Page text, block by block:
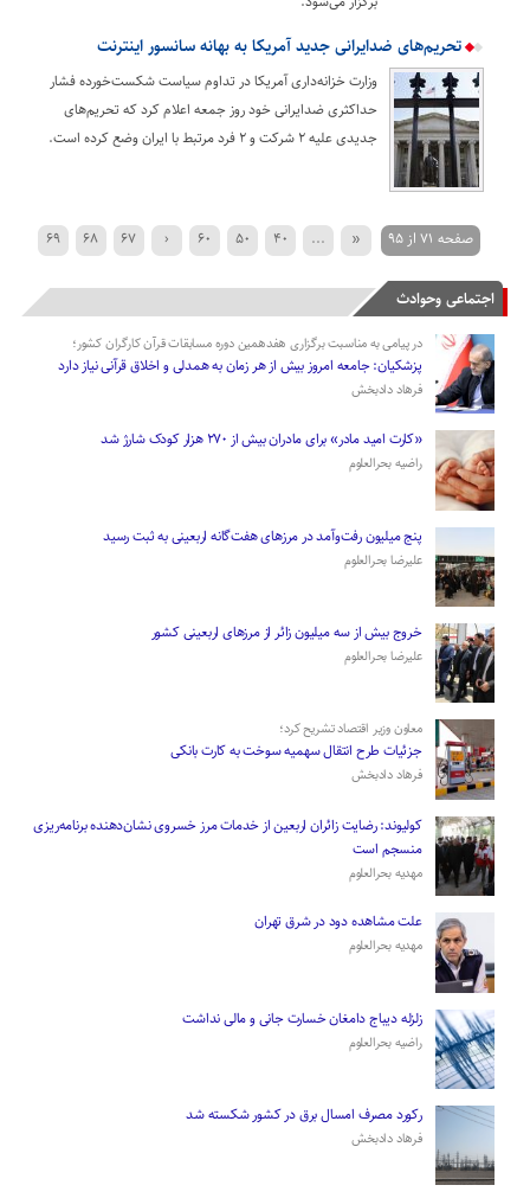
تحریم‌های ضدایرانی جدید آمریکا به بهانه سانسور اینترنت
وزارت خزانه‌داری آمریکا در تداوم سیاست شکست‌خورده فشار
حداکثری ضدایرانی خود روز جمعه اعلام کرد که تحریم‌های
جدیدی علیه ۲ شرکت و ۲ فرد مرتبط با ایران وضع کرده است.
صفحه 71 از 95 «
...
40
50
60
‹
67
68
69
70
71
72
73
74
75
76
›
80
90
...
»
اجتماعی وحوادث
در پیامی به مناسبت برگزاری هفدهمین دوره مسابقات قرآن کارگران کشور؛
پزشکیان: جامعه امروز بیش از هر زمان به همدلی و اخلاق قرآنی نیاز دارد
فرهاد دادبخش
«کارت امید مادر» برای مادران بیش از ۲۷۰ هزار کودک شارژ شد
راضیه بحرالعلوم
پنج میلیون رفت‌وآمد در مرزهای هفت‌گانه اربعینی به ثبت رسید
علیرضا بحرالعلوم
­خروج بیش از سه میلیون زائر از مرز‌های اربعینی کشور
علیرضا بحرالعلوم
معاون وزیر اقتصاد تشریح کرد؛
جزئیات طرح انتقال سهمیه سوخت به کارت بانکی
فرهاد دادبخش
کولیوند: رضایت زائران اربعین از خدمات مرز خسروی نشان‌دهنده برنامه‌ریزی
منسجم است
مهدیه بحرالعلوم
علت مشاهده دود در شرق تهران
مهدیه بحرالعلوم
زلزله دیباج دامغان خسارت جانی و مالی نداشت
راضیه بحرالعلوم
رکورد مصرف امسال برق در کشور شکسته شد
فرهاد دادبخش